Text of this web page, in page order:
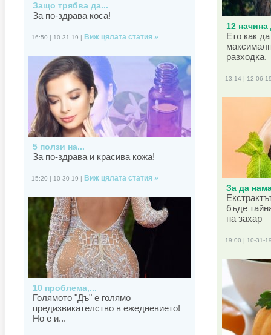
Защо трябва да...
За по-здрава коса!
16:50 | 10-31-19 | Виж цялата статия »
5 ползи на...
За по-здрава и красива кожа!
15:20 | 10-30-19 | Виж цялата статия »
10 проблема,...
Голямото "Дъ" е голямо
предизвикателство в ежедневието!
Но е и...
12 начина
Ето как
разходка.
13:14 | 12-06-
За да
бъде
на захар
19:00 | 10-31-